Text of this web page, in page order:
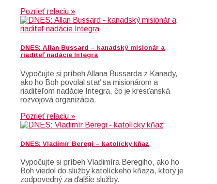
Pozrieť relaciu »
DNES: Allan Bussard – kanadský misionár a
riaditeľ nadácie Integra
Vypočujte si príbeh Allana Bussarda z Kanady,
ako ho Boh povolal stať sa misionárom a
riaditeľom nadácie Integra, čo je kresťanská
rozvojová organizácia.
Pozrieť relaciu »
DNES: Vladimír Beregi – katolícky kňaz
Vypočujte si príbeh Vladimíra Beregiho, ako ho
Boh viedol do služby katolíckeho kňaza, ktorý je
zodpovedný za ďalšie služby.